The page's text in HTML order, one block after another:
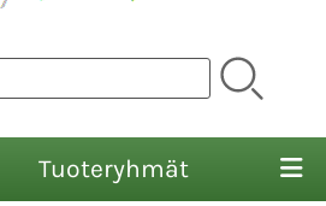
Tuoteryhmät